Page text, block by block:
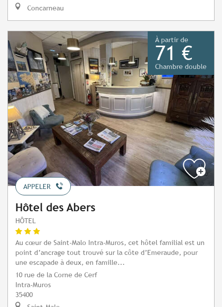
Concarneau
À partir de
71 €
Chambre double
APPELER
Hôtel des Abers
HÔTEL
Au cœur de Saint-Malo Intra-Muros, cet hôtel familial est un
point d’ancrage tout trouvé sur la côte d’Emeraude, pour
une escapade à deux, en famille...
10 rue de la Corne de Cerf
Intra-Muros
35400